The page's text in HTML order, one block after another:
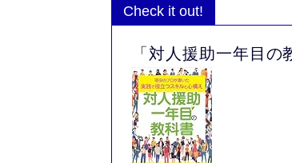
Check it out!
「対人援助一年目の